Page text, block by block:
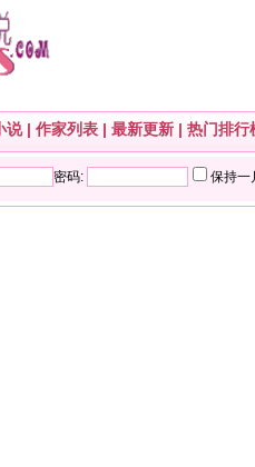
说| 作家列表 | 最新更新 | 热门排行